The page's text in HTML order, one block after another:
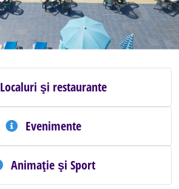
Localuri şi restaurante
Evenimente
Animaţie şi Sport